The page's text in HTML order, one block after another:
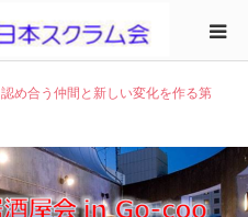
認め合う仲間と新しい変化を作る第